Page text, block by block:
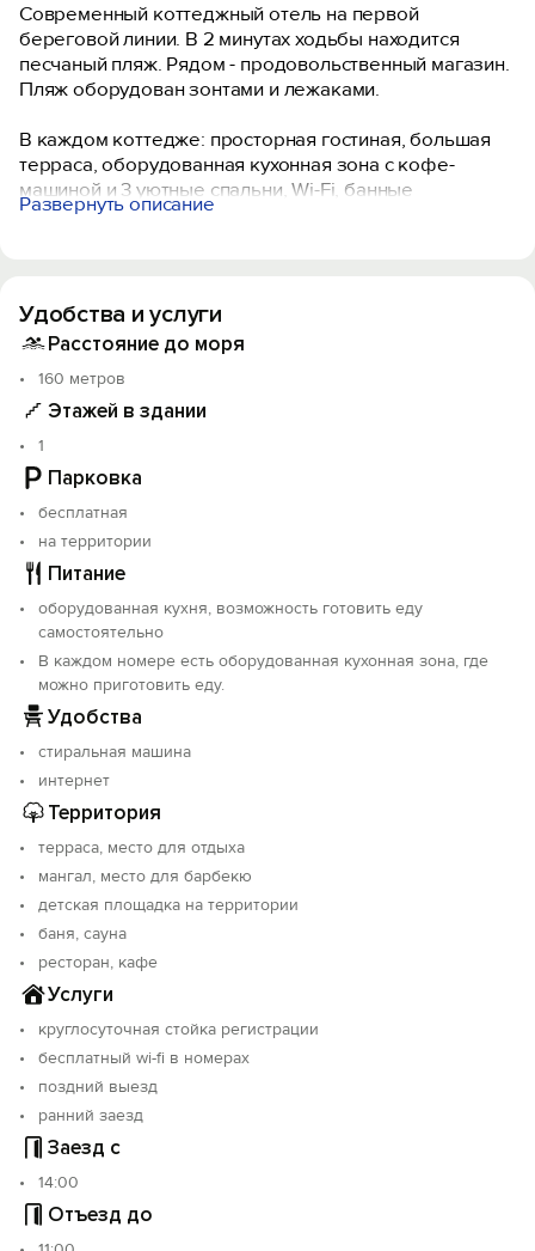
Современный коттеджный отель на первой
береговой линии. В 2 минутах ходьбы находится
песчаный пляж. Рядом - продовольственный магазин.
Пляж оборудован зонтами и лежаками.
В каждом коттедже: просторная гостиная, большая
терраса, оборудованная кухонная зона c кофе-
машиной и 3 уютные спальни, Wi-Fi, банные
принадлежности, утюг и гладильная доска. У каждого
разнообразными кулинарными предложениями.
Функционирует кинотеатр под открытым небом. Есть
Есть специальная зона для занятий йогой,
организации фитнес-туров. Аренда сап серфа.
Расстояние до международный аэропорта Махачкала
- 53 км и до железнодорожный вокзал Махачкала - 27
км.
Объект прошёл классификацию. Номер реестровой
Развернуть описание
Удобства и услуги
Расстояние до моря
160 метров
Этажей в здании
1
Парковка
бесплатная
на территории
Питание
оборудованная кухня, возможность готовить еду
самостоятельно
В каждом номере есть оборудованная кухонная зона, где
можно приготовить еду.
Удобства
стиральная машина
интернет
Территория
терраса, место для отдыха
мангал, место для барбекю
детская площадка на территории
баня, сауна
ресторан, кафе
Услуги
круглосуточная стойка регистрации
бесплатный wi-fi в номерах
поздний выезд
ранний заезд
Заезд с
14:00
Отъезд до